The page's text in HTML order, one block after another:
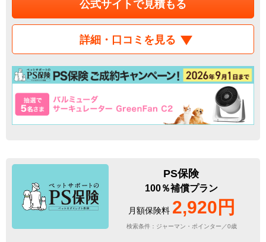
公式サイトで見積もる
詳細・口コミを見る
PS保険
100％補償プラン
月額保険料 2,920円
検索条件：ジャーマン・ポインター／0歳